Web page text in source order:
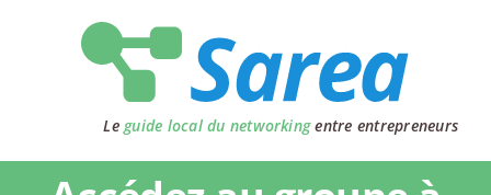
Le guide local du networkingentre entrepreneurs